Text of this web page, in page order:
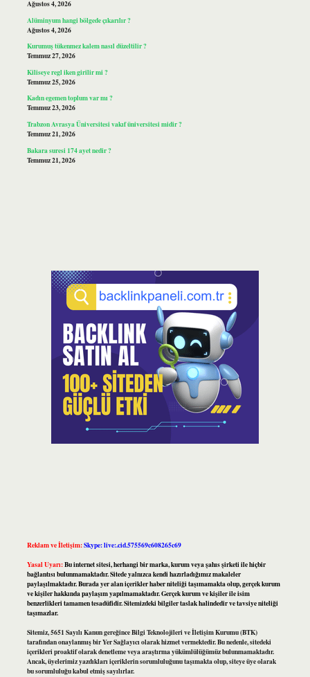
Ağustos 4, 2026
Alüminyum hangi bölgede çıkarılır ?
Ağustos 4, 2026
Kurumuş tükenmez kalem nasıl düzeltilir ?
Temmuz 27, 2026
Kiliseye regl iken girilir mi ?
Temmuz 25, 2026
Kadın egemen toplum var mı ?
Temmuz 23, 2026
Trabzon Avrasya Üniversitesi vakıf üniversitesi midir ?
Temmuz 21, 2026
Bakara suresi 174 ayet nedir ?
Temmuz 21, 2026
Reklam ve İletişim:Skype: live:.cid.575569c608265c69
Yasal Uyarı:Bu internet sitesi, herhangi bir marka, kurum veya şahıs şirketi ile hiçbir
bağlantısı bulunmamaktadır. Sitede yalnızca kendi hazırladığımız makaleler
paylaşılmaktadır. Burada yer alan içerikler haber niteliği taşımamakta olup, gerçek kurum
ve kişiler hakkında paylaşım yapılmamaktadır. Gerçek kurum ve kişiler ile isim
benzerlikleri tamamen tesadüfidir. Sitemizdeki bilgiler taslak halindedir ve tavsiye niteliği
taşımazlar.
Sitemiz, 5651 Sayılı Kanun gereğince Bilgi Teknolojileri ve İletişim Kurumu (BTK)
tarafından onaylanmış bir Yer Sağlayıcı olarak hizmet vermektedir. Bu nedenle, sitedeki
içerikleri proaktif olarak denetleme veya araştırma yükümlülüğümüz bulunmamaktadır.
Ancak, üyelerimiz yazdıkları içeriklerin sorumluluğunu taşımakta olup, siteye üye olarak
bu sorumluluğu kabul etmiş sayılırlar.